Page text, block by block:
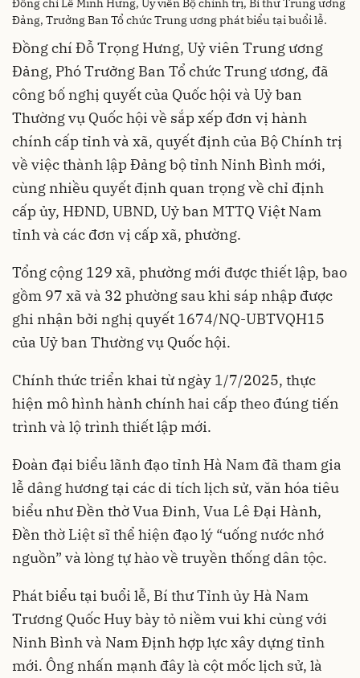
Đồng chí Lê Minh Hưng, Ủy viên Bộ chính trị, Bí thư Trung ương
Đảng, Trưởng Ban Tổ chức Trung ương phát biểu tại buổi lễ.
Đồng chí Đỗ Trọng Hưng, Uỷ viên Trung ương
Đảng, Phó Trưởng Ban Tổ chức Trung ương, đã
công bố nghị quyết của Quốc hội và Uỷ ban
Thường vụ Quốc hội về sắp xếp đơn vị hành
chính cấp tỉnh và xã, quyết định của Bộ Chính trị
về việc thành lập Đảng bộ tỉnh Ninh Bình mới,
cùng nhiều quyết định quan trọng về chỉ định
cấp ủy, HĐND, UBND, Uỷ ban MTTQ Việt Nam
tỉnh và các đơn vị cấp xã, phường.
Tổng cộng 129 xã, phường mới được thiết lập, bao
gồm 97 xã và 32 phường sau khi sáp nhập được
ghi nhận bởi nghị quyết 1674/NQ-UBTVQH15
của Uỷ ban Thường vụ Quốc hội.
Chính thức triển khai từ ngày 1/7/2025, thực
hiện mô hình hành chính hai cấp theo đúng tiến
trình và lộ trình thiết lập mới.
Đoàn đại biểu lãnh đạo tỉnh Hà Nam đã tham gia
lễ dâng hương tại các di tích lịch sử, văn hóa tiêu
biểu như Đền thờ Vua Đinh, Vua Lê Đại Hành,
Đền thờ Liệt sĩ thể hiện đạo lý “uống nước nhớ
nguồn” và lòng tự hào về truyền thống dân tộc.
Phát biểu tại buổi lễ, Bí thư Tỉnh ủy Hà Nam
Trương Quốc Huy bày tỏ niềm vui khi cùng với
Ninh Bình và Nam Định hợp lực xây dựng tỉnh
mới. Ông nhấn mạnh đây là cột mốc lịch sử, là